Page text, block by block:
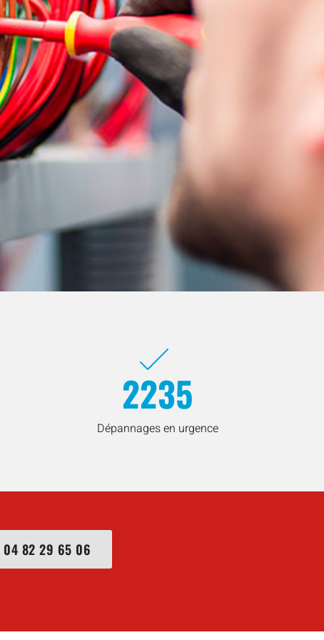
2235
Dépannages en urgence
04 82 29 65 06